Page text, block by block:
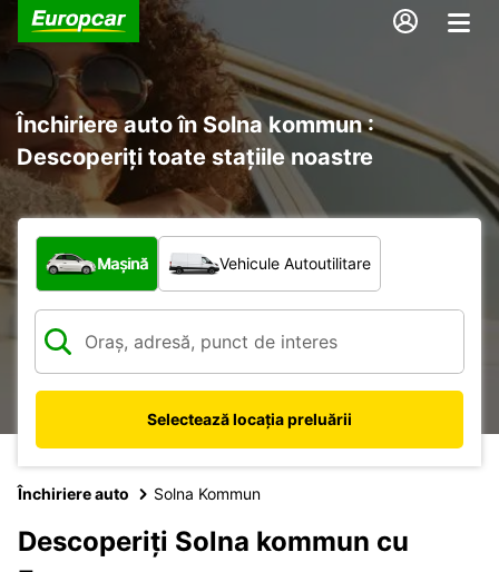
Închiriere auto în Solna kommun :
Descoperiți toate stațiile noastre
Ce tip de vehicul?
Mașină Vehicule Autoutilitare
Selectează locația preluării
Închiriere auto Solna Kommun
Descoperiți Solna kommun cu